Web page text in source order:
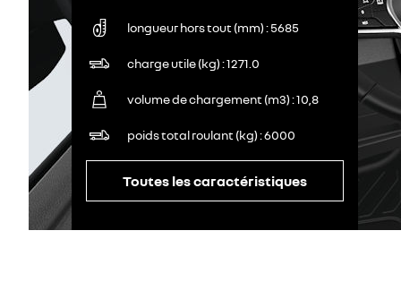
longueur hors tout (mm) 5685
charge utile (kg) 1271.0
volume de chargement (m3) 10,8
poids total roulant (kg) 6000
Toutes les caractéristiques